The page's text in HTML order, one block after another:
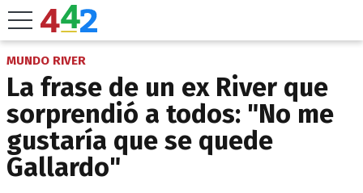
MUNDO RIVER
La frase de un ex River que
sorprendió a todos: "No me
gustaría que se quede
Gallardo"